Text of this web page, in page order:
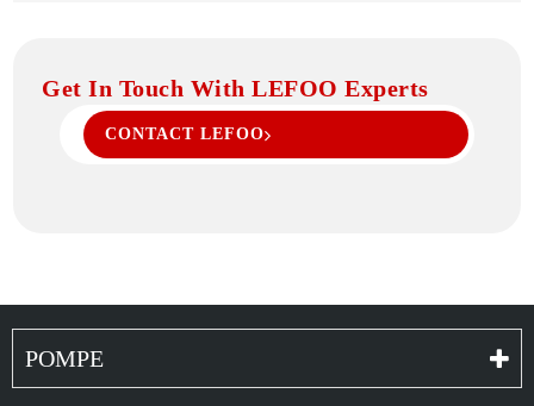
Get In Touch With LEFOO Experts
CONTACT LEFOO
POMPE